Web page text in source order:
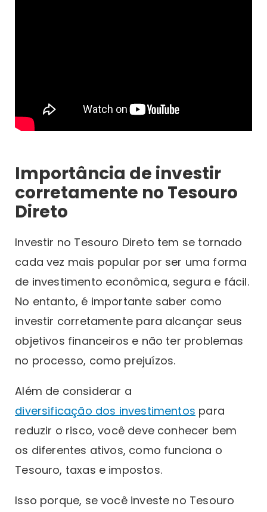
Importância de investir
corretamente no Tesouro
Direto
Investir no Tesouro Direto tem se tornado
cada vez mais popular por ser uma forma
de investimento econômica, segura e fácil.
No entanto, é importante saber como
investir corretamente para alcançar seus
objetivos financeiros e não ter problemas
no processo, como prejuízos.
Além de considerar a
diversificação dos investimentos para
reduzir o risco, você deve conhecer bem
os diferentes ativos, como funciona o
Tesouro, taxas e impostos.
Isso porque, se você investe no Tesouro